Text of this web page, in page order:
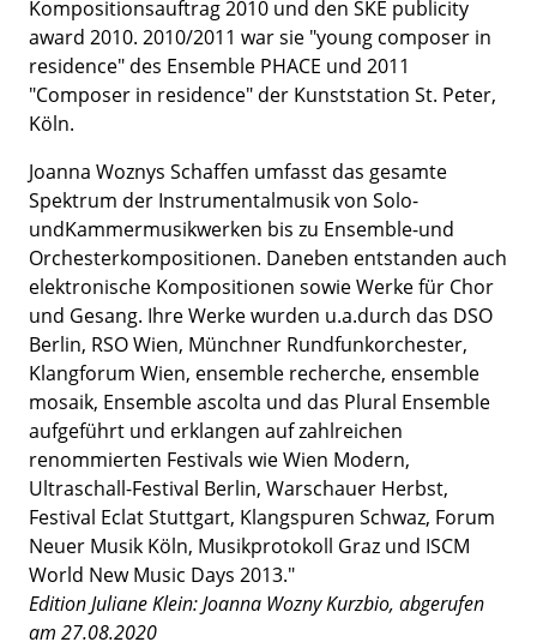
Kompositionsauftrag 2010 und den SKE publicity
award 2010. 2010/2011 war sie "young composer in
residence" des Ensemble PHACE und 2011
"Composer in residence" der Kunststation St. Peter,
Köln.
Joanna Woznys Schaffen umfasst das gesamte
Spektrum der Instrumentalmusik von Solo-
undKammermusikwerken bis zu Ensemble-und
Orchesterkompositionen. Daneben entstanden auch
elektronische Kompositionen sowie Werke für Chor
und Gesang. Ihre Werke wurden u.a.durch das DSO
Berlin, RSO Wien, Münchner Rundfunkorchester,
Klangforum Wien, ensemble recherche, ensemble
mosaik, Ensemble ascolta und das Plural Ensemble
aufgeführt und erklangen auf zahlreichen
renommierten Festivals wie Wien Modern,
Ultraschall-Festival Berlin, Warschauer Herbst,
Festival Eclat Stuttgart, Klangspuren Schwaz, Forum
Neuer Musik Köln, Musikprotokoll Graz und ISCM
World New Music Days 2013."
Edition Juliane Klein: Joanna Wozny Kurzbio, abgerufen
am 27.08.2020